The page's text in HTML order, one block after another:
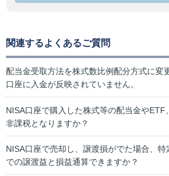
関連するよくあるご質問
配当金受取方法を株式数比例配分方式に変
口座に入金が反映されていません。
NISA口座で購入した株式等の配当金やETF
非課税となりますか？
NISA口座で売却し、譲渡損がでた場合、特
での譲渡益と損益通算できますか？